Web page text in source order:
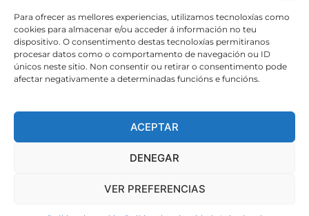
Para ofrecer as mellores experiencias, utilizamos tecnoloxías como
cookies para almacenar e/ou acceder á información no teu
dispositivo. O consentimento destas tecnoloxías permitiranos
procesar datos como o comportamento de navegación ou ID
únicos neste sitio. Non consentir ou retirar o consentimento pode
afectar negativamente a determinadas funcións e funcións.
ACEPTAR
DENEGAR
VER PREFERENCIAS
Implementado por xeral.net